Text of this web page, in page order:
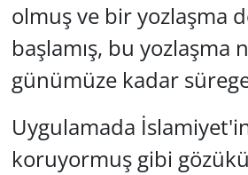
olmuş ve bir yozlaşma
başlamış, bu yozlaşma
günümüze kadar
Uygulamada
koruyormuş gibi